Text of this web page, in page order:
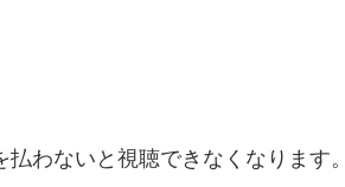
わないと視聴できなくなります。